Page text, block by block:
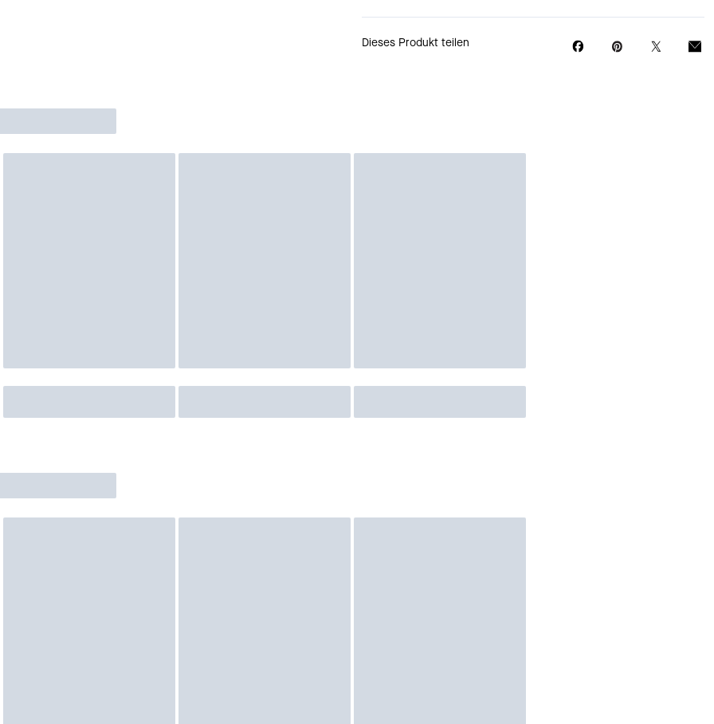
Dieses Produkt teilen